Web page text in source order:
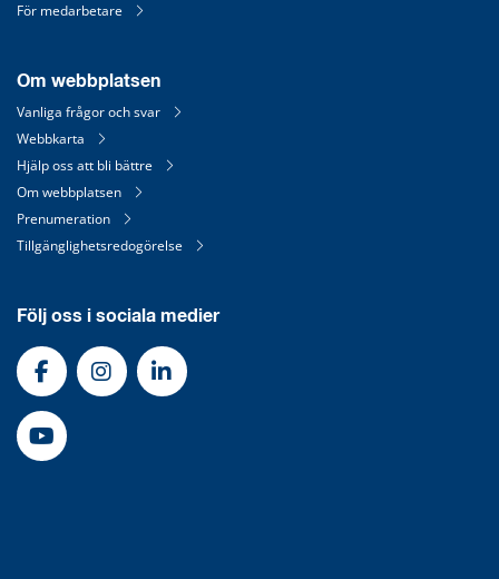
För medarbetare
Om webbplatsen
Vanliga frågor och svar
Webbkarta
Hjälp oss att bli bättre
Om webbplatsen
Prenumeration
Tillgänglighetsredogörelse
Följ oss i sociala medier